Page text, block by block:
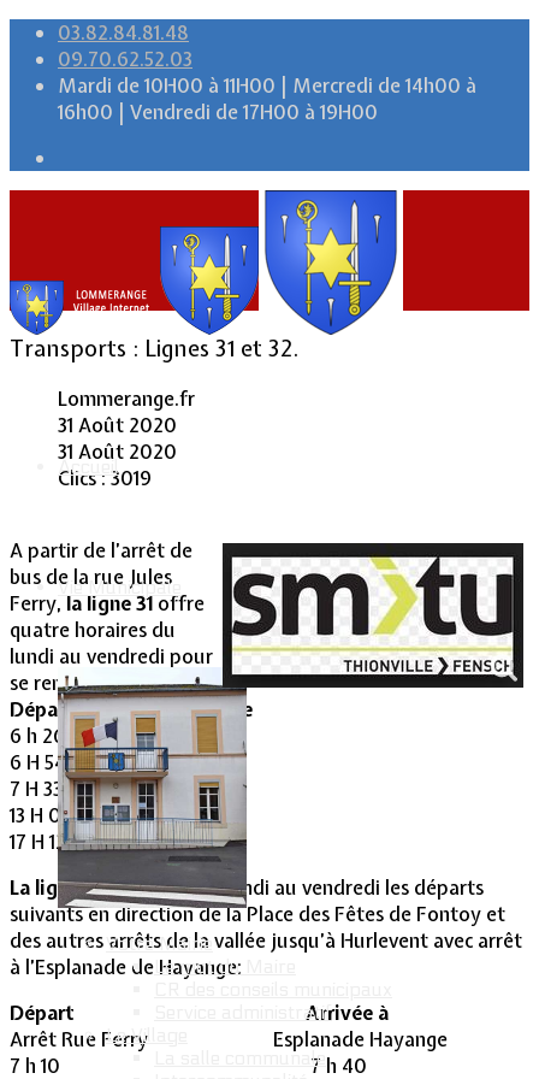
03.82.84.81.48
09.70.62.52.03
Mardi de 10H00 à 11H00 | Mercredi de 14h00 à
16h00 | Vendredi de 17H00 à 19H00
Accueil
Vie Municipale
Votre Mairie
Le mot du Maire
Service administratif
Le Village
La salle communale
Transports : Lignes 31 et 32.
Lommerange.fr
31 Août 2020
31 Août 2020
Clics : 3019
A partir de l’arrêt de
bus de la rue Jules
Ferry, la ligne 31 offre
quatre horaires du
lundi au vendredi pour
se rendre au collège :
Départ Arrivée
6 h 26 6 H 42
6 H 54 7 H 10
7 H 33 7 H 49
13 H 03 13 H 19
17 H 12 17 H 28
La ligne 32propose, du lundi au vendredi les départs
suivants en direction de la Place des Fêtes de Fontoy et
des autres arrêts de la vallée jusqu’à Hurlevent avec arrêt
à l’Esplanade de Hayange:
Départ
Arrivée à
Arrêt Rue Ferry Esplanade Hayange
7 h 10 7 h 40